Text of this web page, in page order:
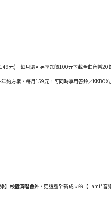
元)，每月還可另享加價100元下載全曲音樂
約方案，每月159元，可同時享用答鈴／
】校園演唱會外 ，更透過全新成立的【Hami+音